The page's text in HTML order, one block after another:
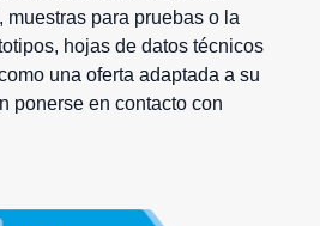
muestras para pruebas o la
hojas de datos técnicos
una oferta adaptada a su
ponerse en contacto con